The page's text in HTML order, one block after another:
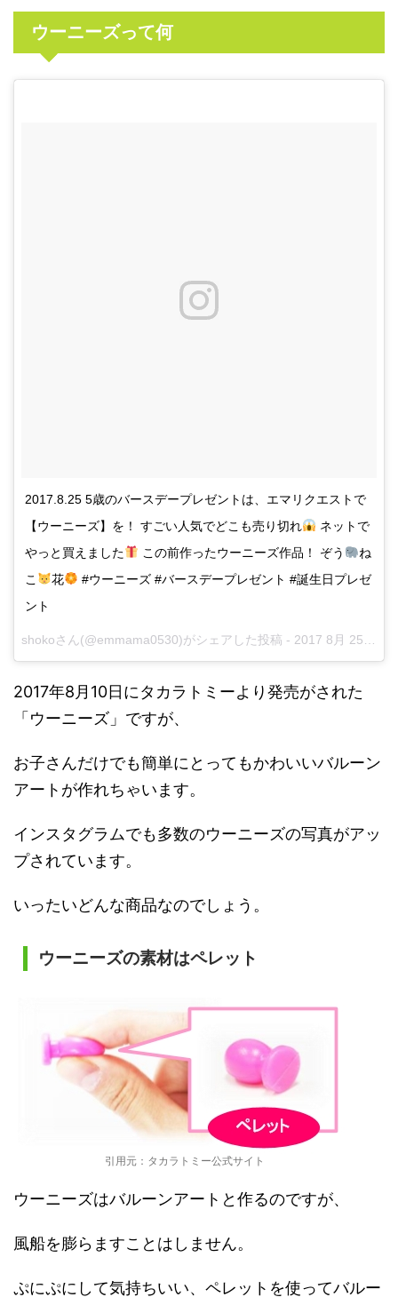
ウーニーズって何
2017.8.25 5歳のバースデープレゼントは、エマリクエストで
【ウーニーズ】を！ すごい人気でどこも売り切れ
ネットで
やっと買えました
この前作ったウーニーズ作品！ ぞう
ね
こ
花
#ウーニーズ #バースデープレゼント #誕生日プレゼ
ント
shokoさん(@emmama0530)がシェアした投稿 - 2017 8月 25 4:41午前 PDT
2017年8月10日にタカラトミーより発売がされた
「ウーニーズ」ですが、
お子さんだけでも簡単にとってもかわいいバルーン
アートが作れちゃいます。
インスタグラムでも多数のウーニーズの写真がアッ
プされています。
いったいどんな商品なのでしょう。
ウーニーズの素材はペレット
引用元：タカラトミー公式サイト
ウーニーズはバルーンアートと作るのですが、
風船を膨らますことはしません。
ぷにぷにして気持ちいい、ペレットを使ってバルー